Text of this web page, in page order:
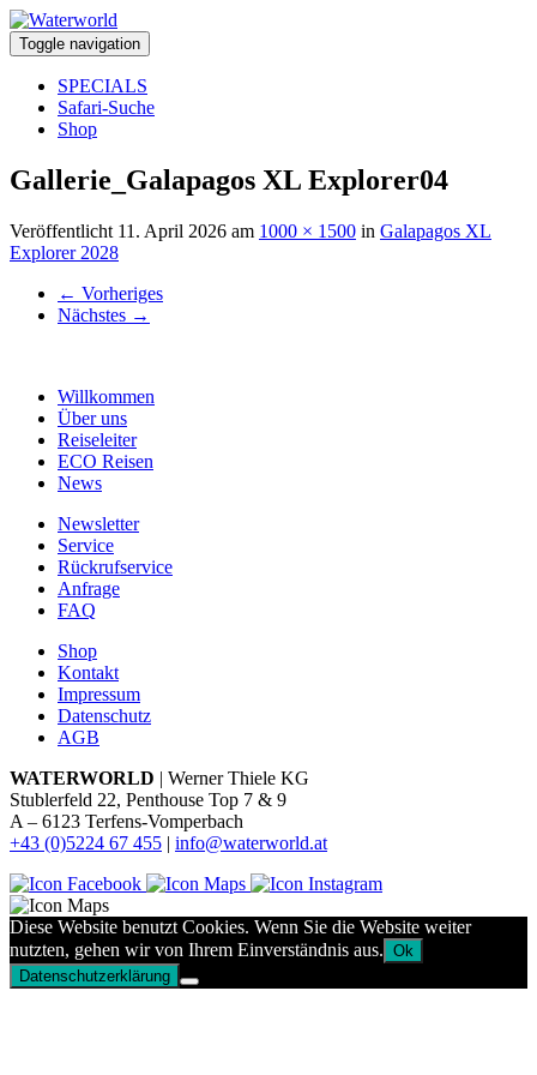
Toggle navigation
SPECIALS
Safari-Suche
Shop
Gallerie_Galapagos XL Explorer04
Veröffentlicht 11. April 2026 am 1000 × 1500 in Galapagos XL
Explorer 2028
← Vorheriges
Nächstes →
Willkommen
Über uns
Reiseleiter
ECO Reisen
News
Newsletter
Service
Rückrufservice
Anfrage
FAQ
Shop
Kontakt
Impressum
Datenschutz
AGB
WATERWORLD | Werner Thiele KG
Stublerfeld 22, Penthouse Top 7 & 9
A – 6123 Terfens-Vomperbach
+43 (0)5224 67 455 | info@waterworld.at
Diese Website benutzt Cookies. Wenn Sie die Website weiter
nutzten, gehen wir von Ihrem Einverständnis aus. Ok
Datenschutzerklärung